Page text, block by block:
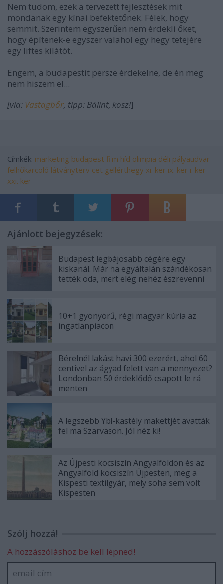
Nem tudom, ezek a tervezett fejlesztések mit
mondanak egy kínai befektetőnek. Félek, hogy
semmit. Szerintem egyszerűen nem érdekli őket,
hogy építenek-e egyszer valahol egy hegy tetejére
egy liftes kilátót.
Engem, a budapestit persze érdekelne, de én meg
nem hiszem el...
[via: Vastagbőr, tipp: Bálint, kösz!]
Címkék: marketing budapest film híd olimpia déli pályaudvar
felhőkarcoló látványterv cet gellérthegy xi. ker ix. ker i. ker
xxi. ker
Ajánlott bejegyzések:
Budapest legbájosabb cégére egy
kiskanál. Már ha egyáltalán szándékosan
tették oda, mert elég nehéz észrevenni
10+1 gyönyörű, régi magyar kúria az
ingatlanpiacon
Bérelnél lakást havi 300 ezerért, ahol 60
centivel az ágyad felett van a mennyezet?
Londonban 50 érdeklődő csapott le rá
menten
A legszebb Ybl-kastély makettjét avatták
fel ma Szarvason. Jól néz ki!
Az Újpesti kocsiszín Angyalföldön és az
Angyalföld kocsiszín Újpesten, meg a
Kispesti textilgyár, mely soha sem volt
Kispesten
Szólj hozzá!
A hozzászóláshoz be kell lépned!